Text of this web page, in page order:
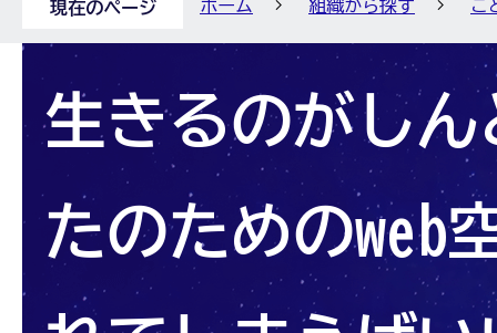
現在のページ ホーム 組織から探す こ
生きるのがしん
たのためのweb